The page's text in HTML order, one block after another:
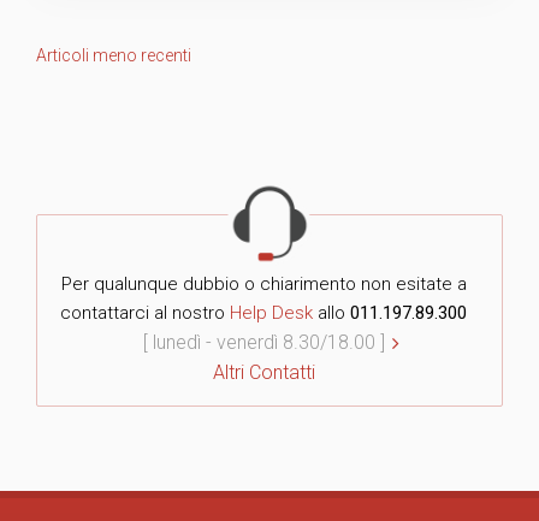
Navigazione
Articoli meno recenti
Per qualunque dubbio o chiarimento non esitate a
contattarci al nostro Help Desk allo 011.197.89.300
[ lunedì - venerdì 8.30/18.00 ]
Altri Contatti